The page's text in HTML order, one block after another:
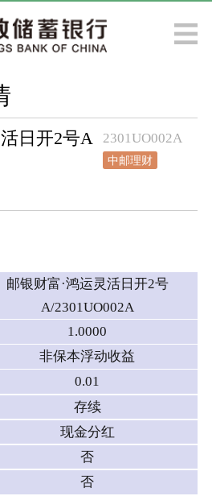
日开2号A 2301UO002A
中邮理财
邮银财富·鸿运灵活日开2号
A/2301UO002A
1.0000
非保本浮动收益
0.01
存续
现金分红
否
否